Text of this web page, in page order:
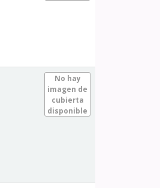
No hay
imagen de
cubierta
disponible